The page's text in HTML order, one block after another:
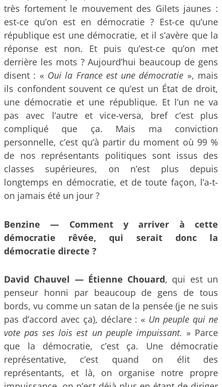
très fortement le mouvement des Gilets jaunes :
est-ce qu’on est en démocratie ? Est-ce qu’une
république est une démocratie, et il s’avère que la
réponse est non. Et puis qu’est-ce qu’on met
derrière les mots ? Aujourd’hui beaucoup de gens
disent : « Oui la France est une démocratie », mais
ils confondent souvent ce qu’est un État de droit,
une démocratie et une république. Et l’un ne va
pas avec l’autre et vice-versa, bref c’est plus
compliqué que ça. Mais ma conviction
personnelle, c’est qu’à partir du moment où 99 %
de nos représentants politiques sont issus des
classes supérieures, on n’est plus depuis
longtemps en démocratie, et de toute façon, l’a-t-
on jamais été un jour ?
Benzine — Comment y arriver à cette
démocratie rêvée, qui serait donc la
démocratie directe ?
David Chauvel — Étienne Chouard, qui est un
penseur honni par beaucoup de gens de tous
bords, vu comme un satan de la pensée (je ne suis
pas d’accord avec ça), déclare : « Un peuple qui ne
vote pas ses lois est un peuple impuissant. » Parce
que la démocratie, c’est ça. Une démocratie
représentative, c’est quand on élit des
représentants, et là, on organise notre propre